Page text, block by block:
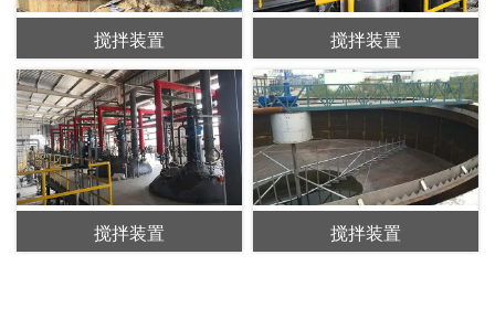
搅拌装置 搅拌装置
搅拌装置 搅拌装置